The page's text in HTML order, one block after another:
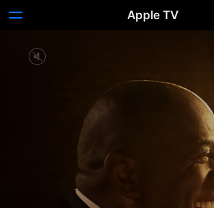
Apple TV